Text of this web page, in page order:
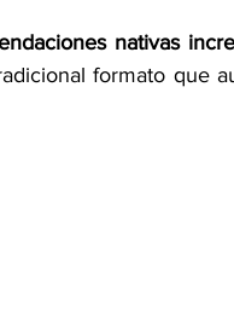
nativas
formato que